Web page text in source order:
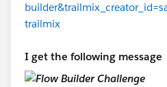
trailmix
I get the following message